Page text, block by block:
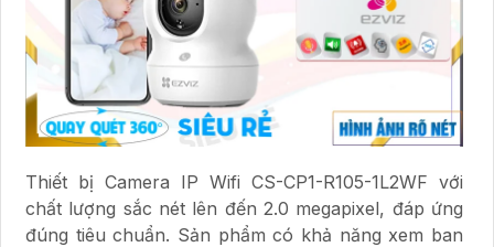
Thiết bị Camera IP Wifi CS-CP1-R105-1L2WF với
chất lượng sắc nét lên đến 2.0 megapixel, đáp ứng
đúng tiêu chuẩn. Sản phẩm có khả năng xem ban